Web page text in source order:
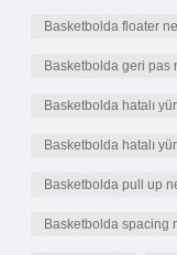
Basketbolda floater
Basketbolda geri pas
Basketbolda hatalı
Basketbolda hatalı
Basketbolda pull up
Basketbolda spacing